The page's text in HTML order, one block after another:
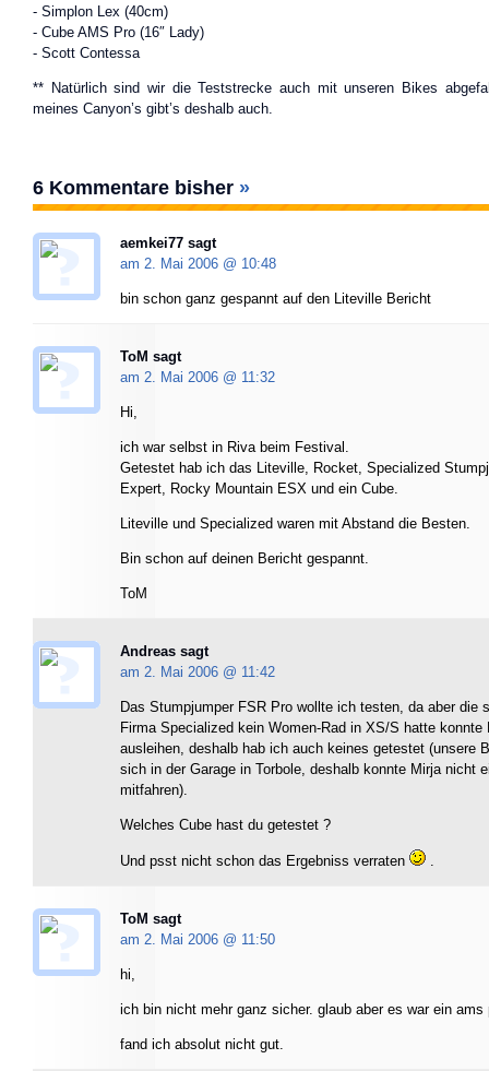
- Simplon Lex (40cm)
- Cube AMS Pro (16″ Lady)
- Scott Contessa
** Natürlich sind wir die Teststrecke auch mit unseren Bikes
meines Canyon’s gibt’s deshalb auch.
6 Kommentare bisher »
aemkei77 sagt
am 2. Mai 2006 @ 10:48
bin schon ganz gespannt auf den Liteville Bericht
ToM sagt
am 2. Mai 2006 @ 11:32
Hi,
ich war selbst in Riva beim Festival.
Getestet hab ich das Liteville, Rocket, Specialized
Expert, Rocky Mountain ESX und ein Cube.
Liteville und Specialized waren mit Abstand die Besten.
Bin schon auf deinen Bericht gespannt.
ToM
Andreas sagt
am 2. Mai 2006 @ 11:42
Das Stumpjumper FSR Pro wollte ich testen, da aber die
Firma Specialized kein Women-Rad in XS/S hatte konnte
ausleihen, deshalb hab ich auch keines getestet (unsere
sich in der Garage in Torbole, deshalb konnte Mirja nicht
mitfahren).
Welches Cube hast du getestet ?
Und psst nicht schon das Ergebniss verraten .
ToM sagt
am 2. Mai 2006 @ 11:50
hi,
ich bin nicht mehr ganz sicher. glaub aber es war ein ams
fand ich absolut nicht gut.